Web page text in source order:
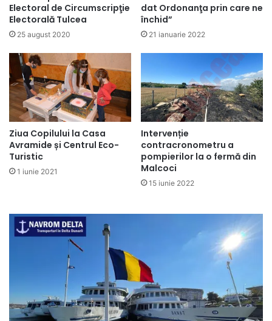
Electoral de Circumscripţie
Electorală Tulcea
25 august 2020
dat Ordonanţa prin care ne
închid”
21 ianuarie 2022
Ziua Copilului la Casa
Avramide și Centrul Eco-
Turistic
1 iunie 2021
Intervenție
contracronometru a
pompierilor la o fermă din
Malcoci
15 iunie 2022